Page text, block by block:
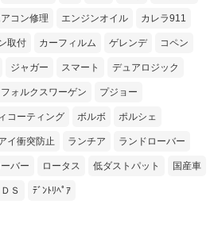
コン修理 エンジンオイル カレラ911
取付 カーフィルム ゲレンデ コペン
ジャガー スマート デュアロジック
フォルクスワーゲン プジョー
コーティング ボルボ ポルシェ
イ衝突防止 ランチア ランドローバー
バー ロータス 低ダストパット 国産車
ＤＳ ﾃﾞﾝﾄﾘﾍﾟｱ